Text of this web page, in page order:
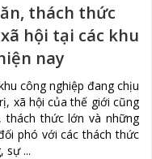
thách thức
hội tại các khu
nay
công nghiệp đang chịu
xã hội của thế giới cũng
thức lớn và những
phó với các thách thức
sự ...